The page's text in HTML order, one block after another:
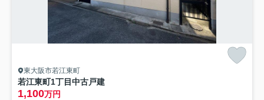
東大阪市若江東町
若江東町1丁目中古戸建
1,100万円